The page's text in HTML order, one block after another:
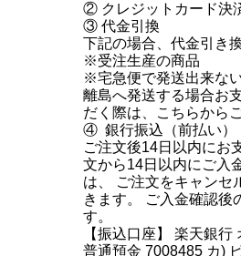
② クレジットカード決
③ 代金引換
下記の場合、代金引き
※受注生産の商品
※宅急便で発送出来な
離島へ発送する場合お
だく際は、こちらから
④ 銀行振込（前払い）
ご注文後14日以内にお
文から14日以内にご入
は、 ご注文をキャンセ
きます。 ご入金確認後
す。
【振込口座】 楽天銀行
普通預金 7008485 カ)